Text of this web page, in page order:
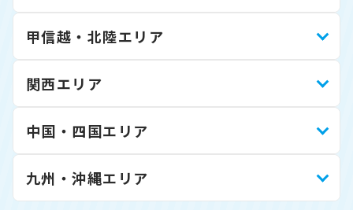
甲信越・北陸エリア
関西エリア
中国・四国エリア
九州・沖縄エリア